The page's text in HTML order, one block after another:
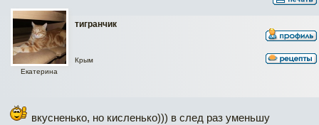
тигранчик
Екатерина
Крым
вкусненько, но кисленько))) в след раз уменьшу